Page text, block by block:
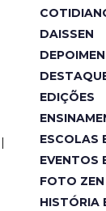
DAISSEN
EDIÇÕES
ESCOLAS
EVENTOS
FOTO ZEN
HISTÓRIA